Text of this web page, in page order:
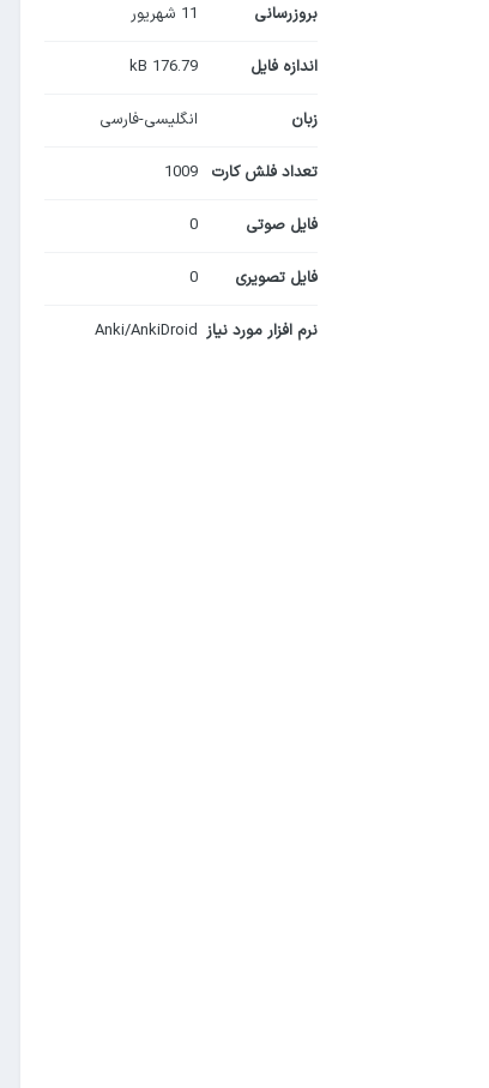
بروزرسانی 11 شهریور
اندازه فایل 176.79 kB
زبان انگلیسی-فارسی
تعداد فلش کارت 1009
فایل صوتی 0
فایل تصویری 0
نرم افزار مورد نیاز Anki/AnkiDroid